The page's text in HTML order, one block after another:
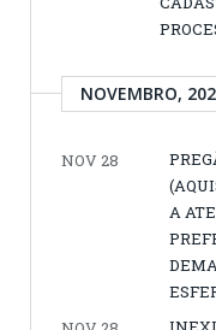
NOVEMBRO,
NOV 28
A